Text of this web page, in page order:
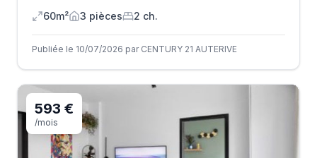
60m² 3 pièces 2 ch.
Publiée le 10/07/2026 par CENTURY 21 AUTERIVE
593 €
/mois